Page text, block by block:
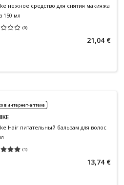
нежное средство для снятия макияжа
150 мл
(0)
оценка 0.00
21,04 €
в интернет-аптеке
Hair питательный бальзам для волос
(1)
оценка 5.00
13,74 €